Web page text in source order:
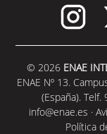
© 2026 ENAE
ENAE Nº 13.
(España).
info@enae.es ·
Política